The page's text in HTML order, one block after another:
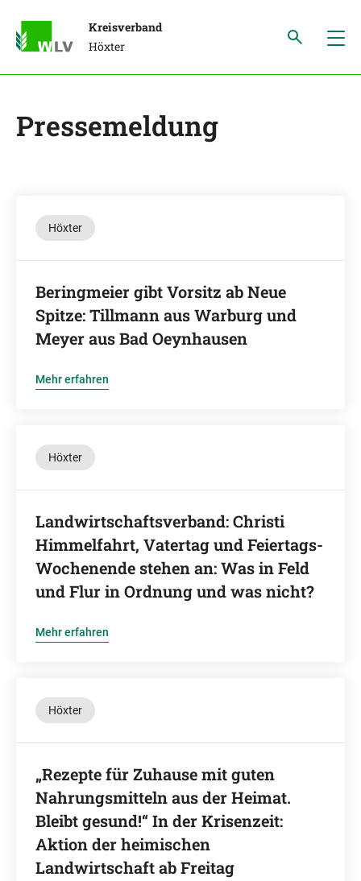
Kreisverband
Höxter
Pressemeldung
Höxter
Beringmeier gibt Vorsitz ab Neue
Spitze: Tillmann aus Warburg und
Meyer aus Bad Oeynhausen
Mehr erfahren
Höxter
Landwirtschaftsverband: Christi
Himmelfahrt, Vatertag und Feiertags-
Wochenende stehen an: Was in Feld
und Flur in Ordnung und was nicht?
Mehr erfahren
Höxter
„Rezepte für Zuhause mit guten
Nahrungsmitteln aus der Heimat.
Bleibt gesund!“ In der Krisenzeit:
Aktion der heimischen
Landwirtschaft ab Freitag